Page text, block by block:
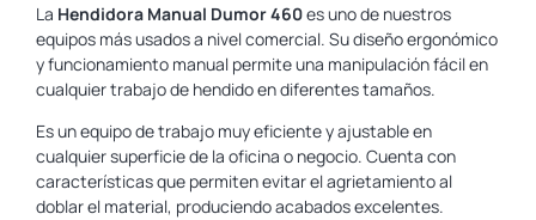
La Hendidora Manual Dumor 460es uno de nuestros
equipos más usados a nivel comercial. Su diseño ergonómico
y funcionamiento manual permite una manipulación fácil en
cualquier trabajo de hendido en diferentes tamaños.
Es un equipo de trabajo muy eficiente y ajustable en
cualquier superficie de la oficina o negocio. Cuenta con
características que permiten evitar el agrietamiento al
doblar el material, produciendo acabados excelentes.